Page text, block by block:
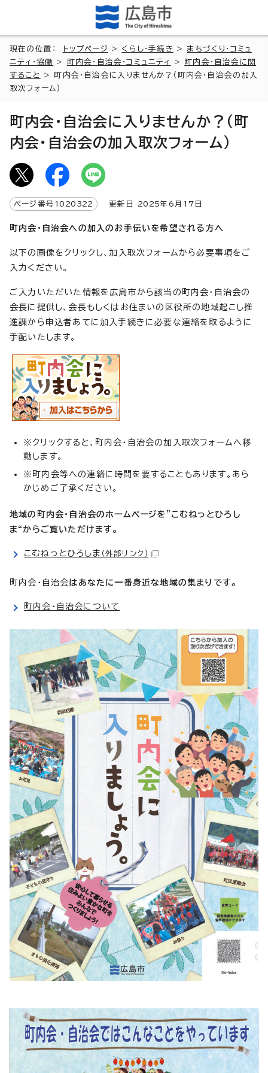
現在の位置： トップページ > くらし・手続き > まちづくり・コミュ
ニティ・協働
> 町内会・自治会・コミュニティ >
町内会・自治会に関
すること
> 町内会・自治会に入りませんか？（町内会・自治会の加入
取次フォーム）
町内会・自治会に入りませんか？（町
内会・自治会の加入取次フォーム）
ページ番号 1020322 更新日 2025年6月 17 日
町内会・自治会への加入のお手伝いを希望される方へ
以下の画像をクリックし、加入取次フォームから必要事項をご
入力ください。
ご入力いただいた情報を広島市から該当の町内会・自治会の
会長に提供し、会長もしくはお住まいの区役所の地域起こし推
進課から申込者あてに加入手続きに必要な連絡を取るように
手配いたします。
※クリックすると、町内会・自治会の加入取次フォームへ移
動します。
※町内会等への連絡に時間を要することもあります。あら
かじめご了承ください。
地域の町内会・自治会のホームページを”こむねっとひろし
ま“からご覧いただけます。
こむねっとひろしま （外部リンク）
町内会・自治会はあなたに一番身近な地域の集まりです。
町内会・自治会について